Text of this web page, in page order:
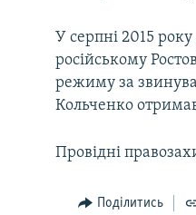
У серпні 2015
російському
режиму за
Кольченко
Провідні
Поділитись